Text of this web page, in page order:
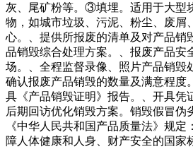
灰、尾矿粉等。③填埋。适用于大型
物，如城市垃圾、污泥、粉尘、废
心。、提供所报废的清单及对产品销
品销毁综合处理方案。、报废产品安
场。、全程监督录像、照片产品销毁
确认报废产品销毁的数量及满意程度
具《产品销毁证明》报告。、开具凭
后期回访优化销毁方案。销毁假冒伪
《中华人民共和国产品质量法》规
障人体健康和人身、财产安全的国家